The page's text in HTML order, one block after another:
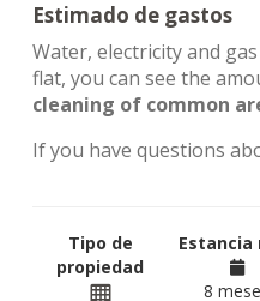
Estimado de gastos
Water, electricity and
flat, you can see the
cleaning of common
If you have questions
Tipo de
propiedad
Estancia
8